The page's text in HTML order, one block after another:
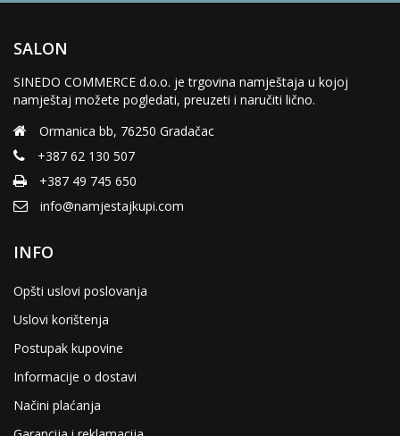
SALON
SINEDO COMMERCE d.o.o. je trgovina namještaja u kojoj
namještaj možete pogledati, preuzeti i naručiti lično.
Ormanica bb, 76250 Gradačac
+387 62 130 507
+387 49 745 650
info@namjestajkupi.com
INFO
Opšti uslovi poslovanja
Uslovi korištenja
Postupak kupovine
Informacije o dostavi
Načini plaćanja